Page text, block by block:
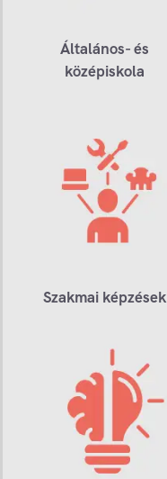
Általános- és
középiskola
Szakmai képzések